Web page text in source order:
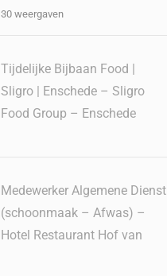
30 weergaven
Tijdelijke Bijbaan Food |
Sligro | Enschede – Sligro
Food Group – Enschede
Medewerker Algemene Dienst
(schoonmaak – Afwas) –
Hotel Restaurant Hof van